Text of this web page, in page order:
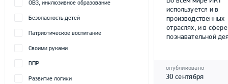
ОВЗ, инклюзивное образование
Безопасность детей
Патриотическое воспитание
Своими руками
ВПР
Развитие логики
используется и в
производственных
отраслях, и в сфере
познавательной
опубликовано
30 сентября